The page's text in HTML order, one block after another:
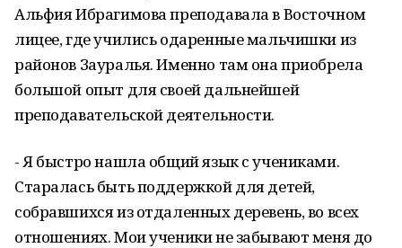
Альфия Ибрагимова преподавала в Восточном
лицее, где учились одаренные мальчишки из
районов Зауралья. Именно там она приобрела
большой опыт для своей дальнейшей
преподавательской деятельности.
- Я быстро нашла общий язык с учениками.
Старалась быть поддержкой для детей,
собравшихся из отдаленных деревень, во всех
отношениях. Мои ученики не забывают меня до